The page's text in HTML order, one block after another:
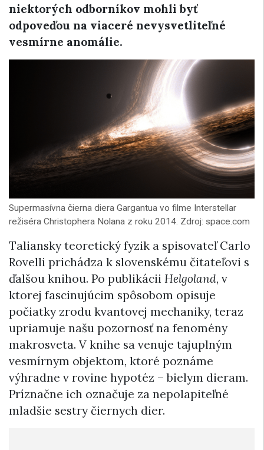
niektorých odborníkov mohli byť
odpoveďou na viaceré nevysvetliteľné
vesmírne anomálie.
Supermasívna čierna diera Gargantua vo filme Interstellar
režiséra Christophera Nolana z roku 2014. Zdroj: space.com
Taliansky teoretický fyzik a spisovateľ Carlo
Rovelli prichádza k slovenskému čitateľovi s
ďalšou knihou. Po publikácii Helgoland, v
ktorej fascinujúcim spôsobom opisuje
počiatky zrodu kvantovej mechaniky, teraz
upriamuje našu pozornosť na fenomény
makrosveta. V knihe sa venuje tajuplným
vesmírnym objektom, ktoré poznáme
výhradne v rovine hypotéz – bielym dieram.
Príznačne ich označuje za nepolapiteľné
mladšie sestry čiernych dier.